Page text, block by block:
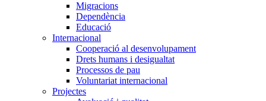
Migracions
Dependència
Educació
Internacional
Cooperació al desenvolupament
Drets humans i desigualtat
Processos de pau
Voluntariat internacional
Projectes